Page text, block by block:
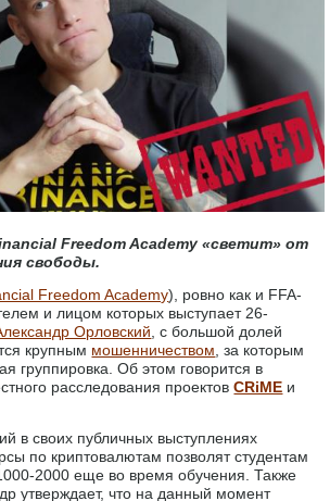
Freedom Academy «светит» от
свободы.
Freedom Academy), ровно как и FFA-
и лицом которых выступает 26-
Орловский , с большой долей
крупным мошенничеством , за которым
группировка. Об этом говорится в
расследования проектовCRiME и
в своих публичных выступлениях
по криптовалютам позволят студентам
2000 еще во время обучения. Также
утверждает, что на данный момент